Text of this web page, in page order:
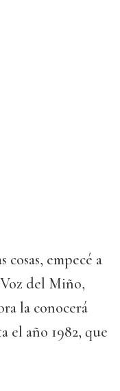
empecé a
del Miño,
la conocerá
el año 1982, que